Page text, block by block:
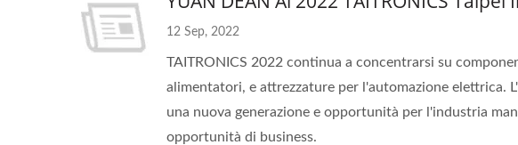
12 Sep, 2022
TAITRONICS 2022 continua a concentrarsi su
alimentatori, e attrezzature per l'automazione elettrica.
una nuova generazione e opportunità per l'industria
opportunità di business.